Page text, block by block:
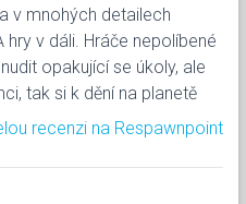
v mnohých detailech
hry v dáli. Hráče nepolíbené
opakující se úkoly, ale
tak si k dění na planetě
recenzi na Respawnpoint